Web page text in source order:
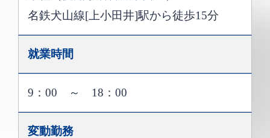
名鉄犬山線[上小田井]駅から徒歩15分
就業時間
9：00 ～ 18：00
変動勤務